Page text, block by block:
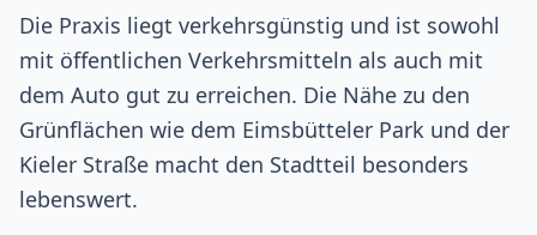
Die Praxis liegt verkehrsgünstig und ist sowohl
mit öffentlichen Verkehrsmitteln als auch mit
dem Auto gut zu erreichen. Die Nähe zu den
Grünflächen wie dem Eimsbütteler Park und der
Kieler Straße macht den Stadtteil besonders
lebenswert.